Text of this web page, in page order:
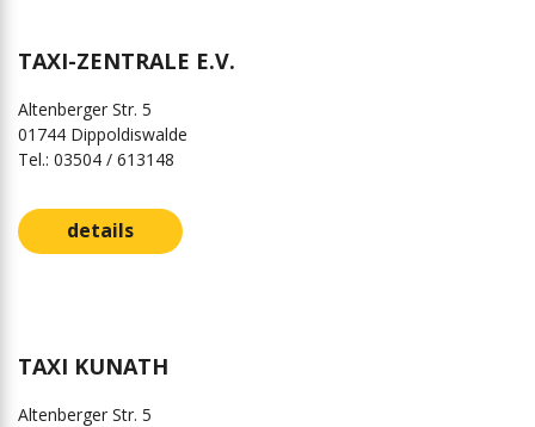
TAXI-ZENTRALE E.V.
Altenberger Str. 5
01744 Dippoldiswalde
Tel.: 03504 / 613148
details
TAXI KUNATH
Altenberger Str. 5